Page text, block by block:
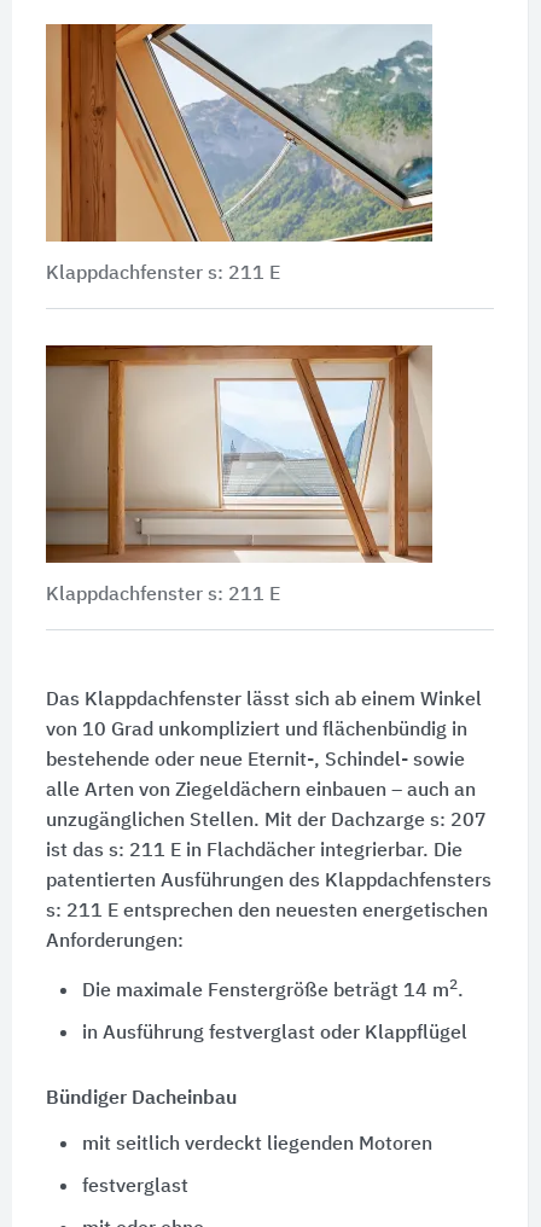
Klappdachfenster s: 211 E
Klappdachfenster s: 211 E
Das Klappdachfenster lässt sich ab einem Winkel
von 10 Grad unkompliziert und flächenbündig in
bestehende oder neue Eternit-, Schindel- sowie
alle Arten von Ziegeldächern einbauen – auch an
unzugänglichen Stellen. Mit der Dachzarge s: 207
ist das s: 211 E in Flachdächer integrierbar. Die
patentierten Ausführungen des Klappdachfensters
s: 211 E entsprechen den neuesten energetischen
Anforderungen:
Die maximale Fenstergröße beträgt 14 m2.
in Ausführung festverglast oder Klappflügel
Bündiger Dacheinbau
mit seitlich verdeckt liegenden Motoren
festverglast